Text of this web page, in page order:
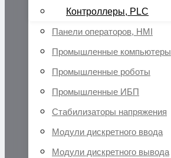
Контроллеры, PLC
Панели операторов, HMI
Промышленные компьютеры
Промышленные роботы
Промышленные ИБП
Стабилизаторы напряжения
Модули дискретного ввода
Модули дискретного вывода